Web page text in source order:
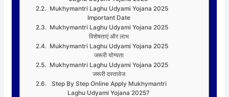
Mukhymantri Laghu Udyami Yojana 2025
Important Date
Mukhymantri Laghu Udyami Yojana 2025
विशेषताएं और लाभ
Mukhymantri Laghu Udyami Yojana 2025
जरूरी योग्यता
Mukhymantri Laghu Udyami Yojana 2025
जरूरी दस्तावेज
Step By Step Online Apply Mukhymantri
Laghu Udyami Yojana 2025?